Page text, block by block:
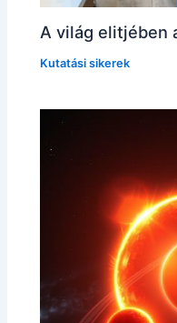
A világ elitjében
Kutatási sikerek